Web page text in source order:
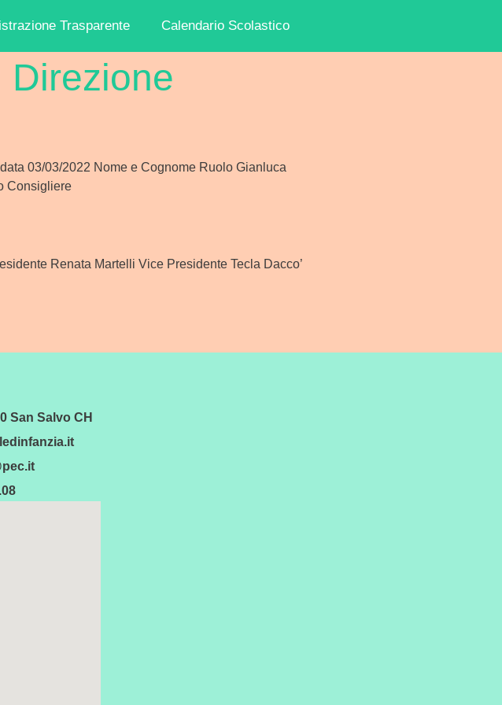
Trasparente Calendario Scolastico
Direzione
03/03/2022 Nome e Cognome Ruolo Gianluca
Consigliere
Renata Martelli Vice Presidente Tecla Dacco’
San Salvo CH